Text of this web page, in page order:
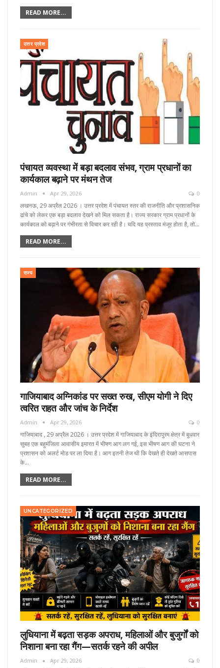
READ MORE...
उत्तर प्रदेश
पंचायत व्यवस्था में बड़ा बदलाव संभव, ग्राम प्रधानों का
कार्यकाल बढ़ाने पर मंथन तेज
Admin Apr 29, 2026 0
लखनऊ, 29 अप्रैल 2026 । उत्तर प्रदेश में पंचायत स्तर की राजनीति और प्रशासनिक
ढांचे को लेकर एक बड़ा बदलाव देखने को मिल सकता है। राज्य सरकार ग्राम प्रधानों के
कार्यकाल को बढ़ाने पर गंभीरता से विचार कर रही है। यदि यह प्रस्ताव मंजूर होता है, तो…
READ MORE...
राज्य
गाजियाबाद अग्निकांड पर सख्त रुख, सीएम योगी ने दिए
त्वरित राहत और जांच के निर्देश
Admin Apr 29, 2026 0
गाजियाबाद , 29 अप्रैल 2026 । उत्तर प्रदेश में गाजियाबाद के इंदिरापुरम क्षेत्र में बुधवार
सुबह एक बहुमंजिला आवासीय इमारत में भीषण आग लग गई, इस भीषण आग की घटना ने
प्रशासन को अलर्ट मोड पर ला दिया है। आग इतनी तेज थी कि देखते ही देखते आसपास
के…
READ MORE...
UNCATEGORIZED
लुधियाना में बढ़ता सड़क अपराध, महिलाओं और बुजुर्गों को
निशाना बना रहा गैंग—सतर्क रहने की अपील
Admin Apr 29, 2026 0